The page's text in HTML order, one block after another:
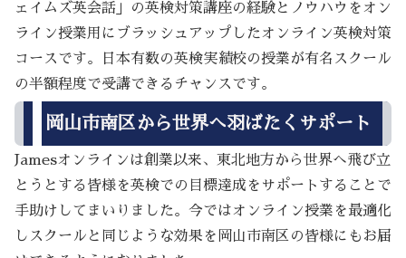
ェイムズ英会話」の英検対策講座の経験とノウハウをオン
ライン授業用にブラッシュアップしたオンライン英検対策
コースです。日本有数の英検実績校の授業が有名スクール
の半額程度で受講できるチャンスです。
岡山市南区から世界へ羽ばたくサポート
Jamesオンラインは創業以来、東北地方から世界へ飛び立
とうとする皆様を英検での目標達成をサポートすることで
手助けしてまいりました。今ではオンライン授業を最適化
しスクールと同じような効果を岡山市南区の皆様にもお届